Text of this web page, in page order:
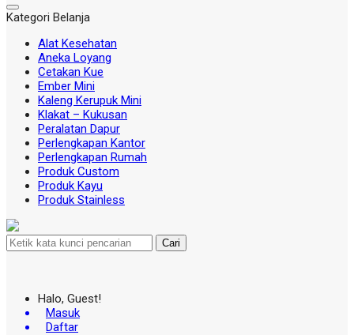
Kategori Belanja
Alat Kesehatan
Aneka Loyang
Cetakan Kue
Ember Mini
Kaleng Kerupuk Mini
Klakat – Kukusan
Peralatan Dapur
Perlengkapan Kantor
Perlengkapan Rumah
Produk Custom
Produk Kayu
Produk Stainless
Cari
Halo, Guest!
Masuk
Daftar